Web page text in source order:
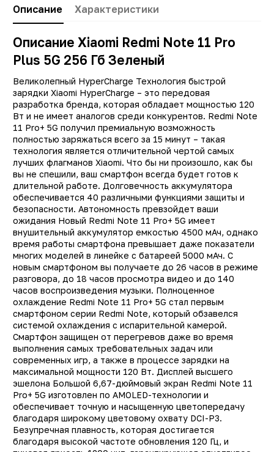
Описание Характеристики
Описание Xiaomi Redmi Note 11 Pro
Plus 5G 256 Гб Зеленый
Великолепный HyperCharge Технология быстрой
зарядки Xiaomi HyperCharge – это передовая
разработка бренда, которая обладает мощностью 120
Вт и не имеет аналогов среди конкурентов. Redmi Note
11 Pro+ 5G получил премиальную возможность
полностью заряжаться всего за 15 минут – такая
технология является отличительной чертой самых
лучших флагманов Xiaomi. Что бы ни произошло, как бы
вы не спешили, ваш смартфон всегда будет готов к
длительной работе. Долговечность аккумулятора
обеспечивается 40 различными функциями защиты и
безопасности. Автономность превзойдет ваши
ожидания Новый Redmi Note 11 Pro+ 5G имеет
внушительный аккумулятор емкостью 4500 мАч, однако
время работы смартфона превышает даже показатели
многих моделей в линейке с батареей 5000 мАч. С
новым смартфоном вы получаете до 26 часов в режиме
разговора, до 18 часов просмотра видео и до 140
часов воспроизведения музыки. Полноценное
охлаждение Redmi Note 11 Pro+ 5G стал первым
смартфоном серии Redmi Note, который обзавелся
системой охлаждения с испарительной камерой.
Смартфон защищен от перегревов даже во время
выполнения самых требовательных задач или
современных игр, а также в процессе зарядки на
максимальной мощности 120 Вт. Дисплей высшего
эшелона Большой 6,67-дюймовый экран Redmi Note 11
Pro+ 5G изготовлен по AMOLED-технологии и
обеспечивает точную и насыщенную цветопередачу
благодаря широкому цветовому охвату DCI-P3.
Безупречная плавность, которая достигается
благодаря высокой частоте обновления 120 Гц, и
данные
цвета
память
12285, 12283,
Redmi Note 11 Pro
система
Xiaomi MIUI на
LTE (4G)
сеть
SIM-карт
память
256
память
MediaTek Dimensity
ядер